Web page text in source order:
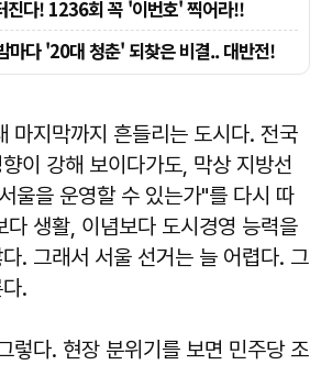
마지막까지 흔들리는 도시다. 전국
이 강해 보이다가도, 막상 지방선
울을 운영할 수 있는가"를 다시 따
다 생활, 이념보다 도시경영 능력을
. 그래서 서울 선거는 늘 어렵다. 그
.
렇다. 현장 분위기를 보면 민주당 조